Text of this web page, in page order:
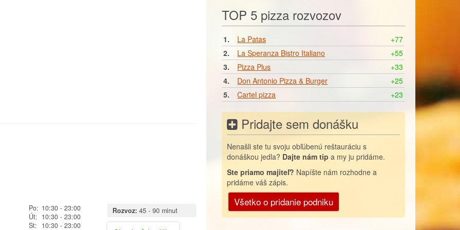
Po: 10:30- 23:00
Út: 10:30- 23:00
St:
10:30- 23:00
Rozvoz: 45 - 90 minut
TOP 5 pizza rozvozov
1. La Patas
+77
2.
La Speranza Bistro Italiano
+55
3.
Pizza Plus
+33
4.
Don Antonio Pizza & Burger
+25
5.
Cartel pizza +23
Pridajte sem donášku
Nenašli ste tu svoju obľúbenú reštauráciu s
donáškou jedla? Dajte nám tipa my ju pridáme.
Ste priamo majiteľ? Napíšte nám rozhodne a
pridáme váš zápis.
Všetko o pridanie podniku